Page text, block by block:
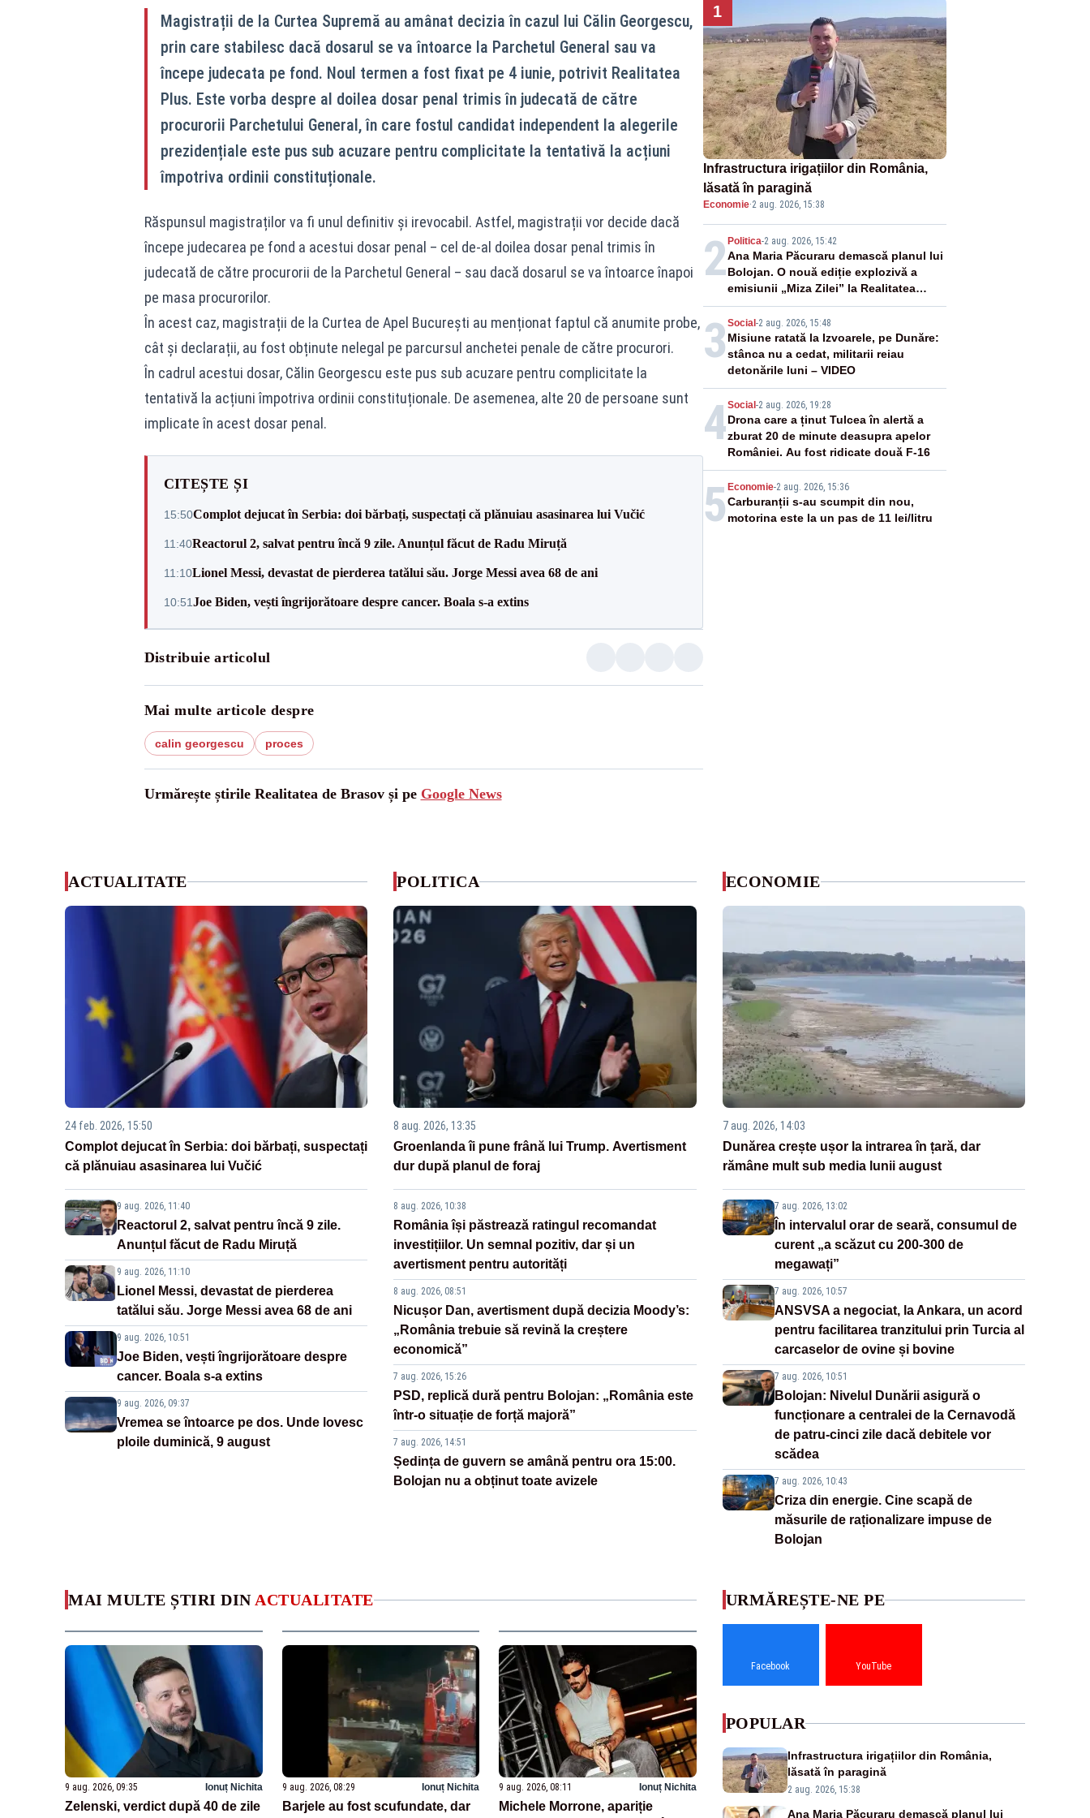
Magistrații de la Curtea Supremă au amânat decizia în cazul lui Călin Georgescu,
prin care stabilesc dacă dosarul se va întoarce la Parchetul General sau va
începe judecata pe fond. Noul termen a fost fixat pe 4 iunie, potrivit Realitatea
Plus. Este vorba despre al doilea dosar penal trimis în judecată de către
procurorii Parchetului General, în care fostul candidat independent la alegerile
prezidențiale este pus sub acuzare pentru complicitate la tentativă la acțiuni
împotriva ordinii constituționale.
Răspunsul magistraților va fi unul definitiv și irevocabil. Astfel, magistrații vor decide dacă
începe judecarea pe fond a acestui dosar penal – cel de-al doilea dosar penal trimis în
judecată de către procurorii de la Parchetul General – sau dacă dosarul se va întoarce înapoi
pe masa procurorilor.
În acest caz, magistrații de la Curtea de Apel București au menționat faptul că anumite probe,
cât și declarații, au fost obținute nelegal pe parcursul anchetei penale de către procurori.
În cadrul acestui dosar, Călin Georgescu este pus sub acuzare pentru complicitate la
tentativă la acțiuni împotriva ordinii constituționale. De asemenea, alte 20 de persoane sunt
implicate în acest dosar penal.
CITEȘTE ȘI
15:50Complot dejucat în Serbia: doi bărbați, suspectați că plănuiau asasinarea lui Vučić
11:40Reactorul 2, salvat pentru încă 9 zile. Anunțul făcut de Radu Miruță
11:10Lionel Messi, devastat de pierderea tatălui său. Jorge Messi avea 68 de ani
10:51Joe Biden, vești îngrijorătoare despre cancer. Boala s-a extins
Distribuie articolul
Mai multe articole despre
calin georgescu proces
Urmărește știrile Realitatea de Brasov și pe Google News
1
Infrastructura irigațiilor din România,
lăsată în paragină
Economie·2 aug. 2026, 15:38
2 Politica-2 aug. 2026, 15:42
Ana Maria Păcuraru demască planul lui
Bolojan. O nouă ediție explozivă a
emisiunii „Miza Zilei” la Realitatea
PLUS
3 Social -2 aug. 2026, 15:48
Misiune ratată la Izvoarele, pe Dunăre:
stânca nu a cedat, militarii reiau
detonările luni – VIDEO
4Social -2 aug. 2026, 19:28
Drona care a ținut Tulcea în alertă a
zburat 20 de minute deasupra apelor
României. Au fost ridicate două F-16
5 Economie-2 aug. 2026, 15:36
Carburanții s-au scumpit din nou,
motorina este la un pas de 11 lei/litru
ACTUALITATE
24 feb. 2026, 15:50
Complot dejucat în Serbia: doi bărbați, suspectați
că plănuiau asasinarea lui Vučić
9 aug. 2026, 11:40
Reactorul 2, salvat pentru încă 9 zile.
Anunțul făcut de Radu Miruță
9 aug. 2026, 11:10
Lionel Messi, devastat de pierderea
tatălui său. Jorge Messi avea 68 de ani
9 aug. 2026, 10:51
Joe Biden, vești îngrijorătoare despre
cancer. Boala s-a extins
9 aug. 2026, 09:37
Vremea se întoarce pe dos. Unde lovesc
ploile duminică, 9 august
POLITICA
8 aug. 2026, 13:35
Groenlanda îi pune frână lui Trump. Avertisment
dur după planul de foraj
8 aug. 2026, 10:38
România își păstrează ratingul recomandat
investițiilor. Un semnal pozitiv, dar și un
avertisment pentru autorități
8 aug. 2026, 08:51
Nicușor Dan, avertisment după decizia Moody’s:
„România trebuie să revină la creștere
economică”
7 aug. 2026, 15:26
PSD, replică dură pentru Bolojan: „România este
într-o situație de forță majoră”
7 aug. 2026, 14:51
Ședința de guvern se amână pentru ora 15:00.
Bolojan nu a obținut toate avizele
ECONOMIE
7 aug. 2026, 14:03
Dunărea crește ușor la intrarea în țară, dar
rămâne mult sub media lunii august
7 aug. 2026, 13:02
În intervalul orar de seară, consumul de
curent „a scăzut cu 200-300 de
megawați”
7 aug. 2026, 10:57
ANSVSA a negociat, la Ankara, un acord
pentru facilitarea tranzitului prin Turcia al
carcaselor de ovine și bovine
7 aug. 2026, 10:51
Bolojan: Nivelul Dunării asigură o
funcționare a centralei de la Cernavodă
de patru-cinci zile dacă debitele vor
scădea
7 aug. 2026, 10:43
Criza din energie. Cine scapă de
măsurile de raționalizare impuse de
Bolojan
MAI MULTE ȘTIRI DIN ACTUALITATE
9 aug. 2026, 09:35 Ionuț Nichita
Zelenski, verdict după 40 de zile
9 aug. 2026, 08:29 Ionuț Nichita
Barjele au fost scufundate, dar
9 aug. 2026, 08:11 Ionuț Nichita
Michele Morrone, apariție
URMĂREȘTE-NE PE
Facebook YouTube
POPULAR
Infrastructura irigațiilor din România,
lăsată în paragină
2 aug. 2026, 15:38
Ana Maria Păcuraru demască planul lui